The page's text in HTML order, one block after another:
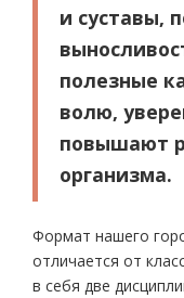
и суставы,
полезные
волю,
повышают
организма.
Формат нашего
отличается от
в себя две